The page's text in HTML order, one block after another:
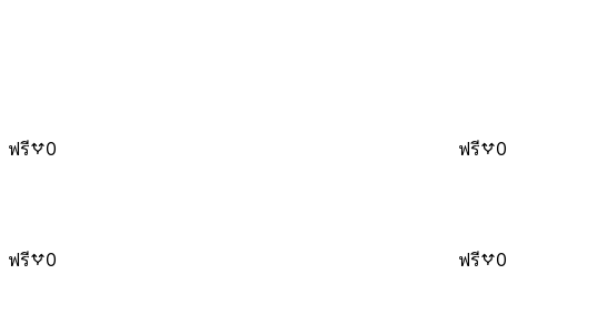
ฟรี 0 ฟรี 0
ฟรี 0 ฟรี 0